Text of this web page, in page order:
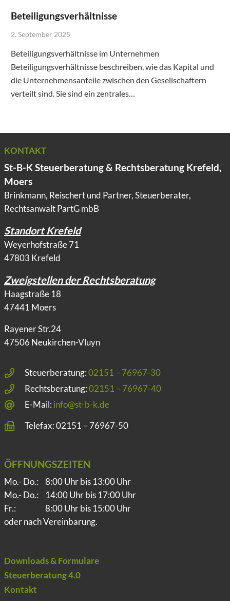
Beteiligungsverhältnisse
2. September 2025
Beteiligungsverhältnisse im Unternehmen
Beteiligungsverhältnisse beschreiben, wie das Kapital und
die Unternehmensanteile zwischen den Gesellschaftern
verteilt sind. Sie sind ein zentrales…
KONTAKT
St-B-K Steuerberatung & Rechtsberatung Krefeld,
Moers
Brinkmann, Reischert und Partner, Steuerberater,
Rechtsanwalt PartG mbB
Standort Krefeld
Weyerhofstraße 71
47803 Krefeld
Zweigstellen der Rechtsberatung
Haagstraße 18
47441 Moers
Rayener Str.24
47506 Neukirchen-Vluyn
Steuerberatung:02151 – 76967-30
Rechtsberatung:02151 – 76967-40
E-Mail: info@st-b-k.de
Telefax: 02151 – 76967-50
ÖFFNUNGSZEITEN
Mo.- Do.:
8:00 Uhr bis 13:00 Uhr
Mo.- Do.:
14:00 Uhr bis 17:00 Uhr
Fr.:
8:00 Uhr bis 15:00 Uhr
oder nach Vereinbarung.
Downloads & Formulare
Steuerberatung 4.0
Kontakt